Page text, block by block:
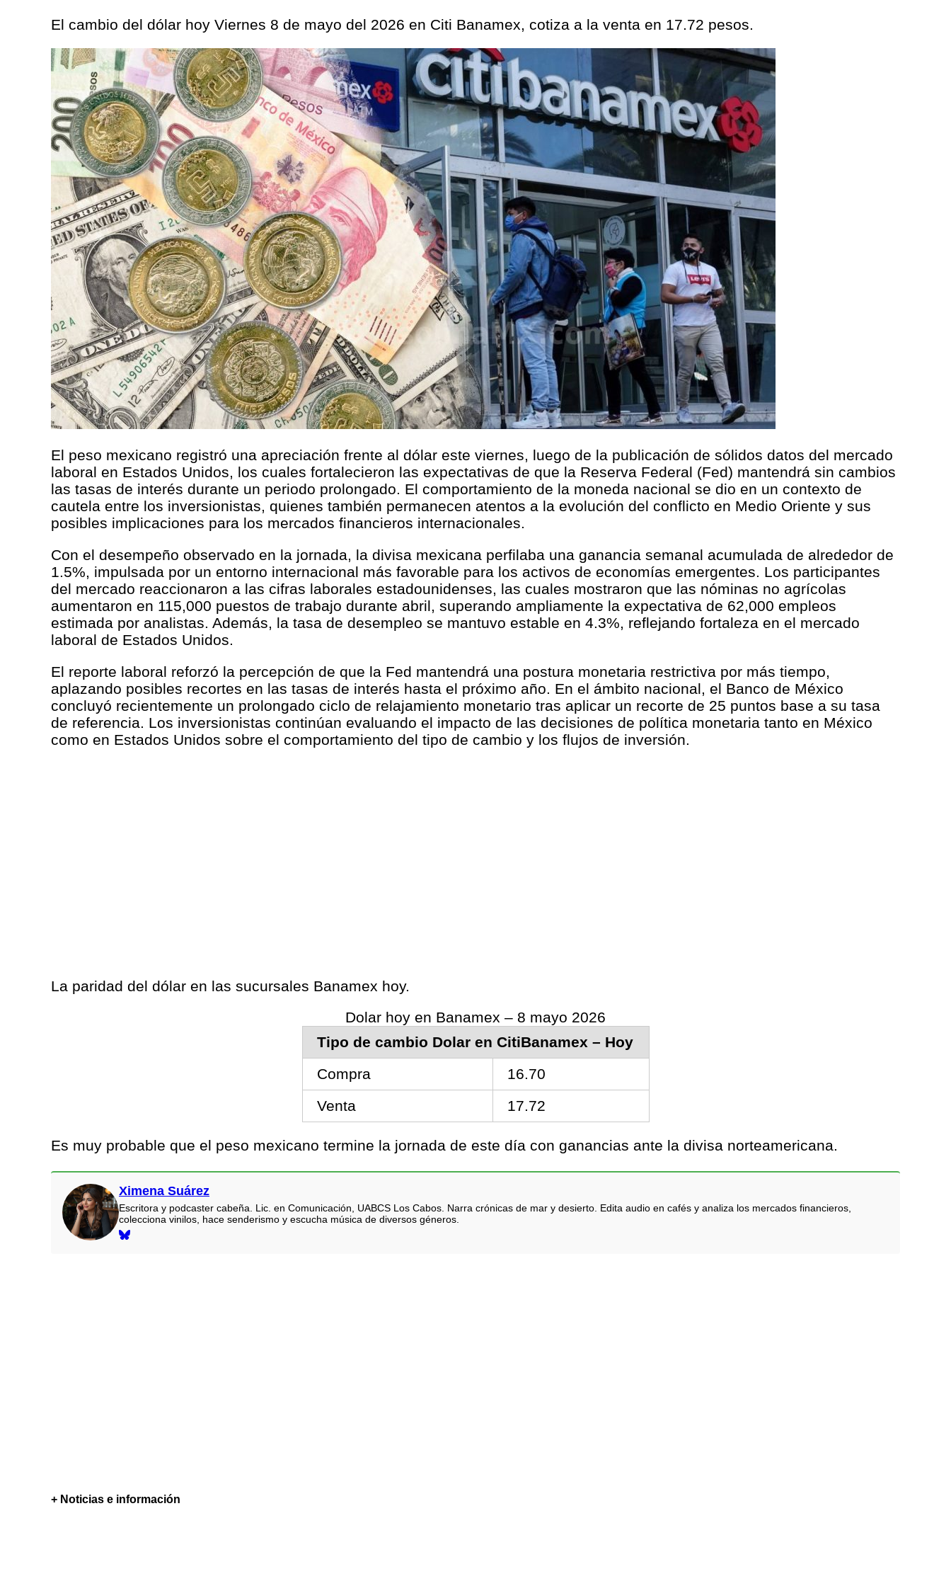
El cambio del dólar hoy Viernes 8 de mayo del 2026 en Citi Banamex, cotiza a la venta en 17.72 pesos.
El peso mexicano registró una apreciación frente al dólar este viernes, luego de la publicación de sólidos datos del mercado
laboral en Estados Unidos, los cuales fortalecieron las expectativas de que la Reserva Federal (Fed) mantendrá sin cambios
las tasas de interés durante un periodo prolongado. El comportamiento de la moneda nacional se dio en un contexto de
cautela entre los inversionistas, quienes también permanecen atentos a la evolución del conflicto en Medio Oriente y sus
posibles implicaciones para los mercados financieros internacionales.
Con el desempeño observado en la jornada, la divisa mexicana perfilaba una ganancia semanal acumulada de alrededor de
1.5%, impulsada por un entorno internacional más favorable para los activos de economías emergentes. Los participantes
del mercado reaccionaron a las cifras laborales estadounidenses, las cuales mostraron que las nóminas no agrícolas
aumentaron en 115,000 puestos de trabajo durante abril, superando ampliamente la expectativa de 62,000 empleos
estimada por analistas. Además, la tasa de desempleo se mantuvo estable en 4.3%, reflejando fortaleza en el mercado
laboral de Estados Unidos.
El reporte laboral reforzó la percepción de que la Fed mantendrá una postura monetaria restrictiva por más tiempo,
aplazando posibles recortes en las tasas de interés hasta el próximo año. En el ámbito nacional, el Banco de México
concluyó recientemente un prolongado ciclo de relajamiento monetario tras aplicar un recorte de 25 puntos base a su tasa
de referencia. Los inversionistas continúan evaluando el impacto de las decisiones de política monetaria tanto en México
como en Estados Unidos sobre el comportamiento del tipo de cambio y los flujos de inversión.
La paridad del dólar en las sucursales Banamex hoy.
Dolar hoy en Banamex – 8 mayo 2026
Tipo de cambio Dolar en CitiBanamex – Hoy
Compra
16.70
Venta
17.72
Es muy probable que el peso mexicano termine la jornada de este día con ganancias ante la divisa norteamericana.
Ximena Suárez
Escritora y podcaster cabeña. Lic. en Comunicación, UABCS Los Cabos. Narra crónicas de mar y desierto. Edita audio en cafés y analiza los mercados financieros,
colecciona vinilos, hace senderismo y escucha música de diversos géneros.
+ Noticias e información